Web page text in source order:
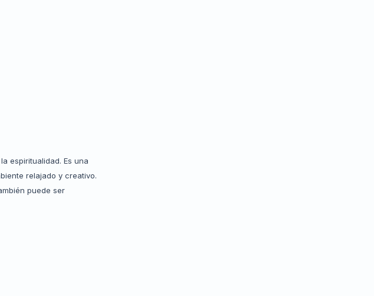
espiritualidad. Es una
relajado y creativo.
puede ser